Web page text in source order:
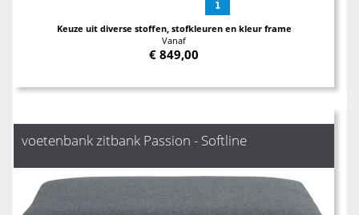
Keuze uit diverse stoffen, stofkleuren en kleur frame
Vanaf
€ 849,00
voetenbank zitbank Passion - Softline